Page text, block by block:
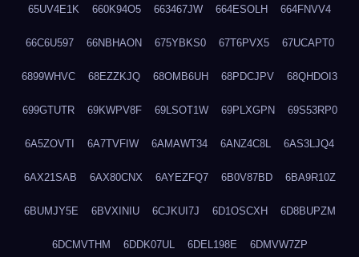
65UV4E1K 660K94O5 663467JW 664ESOLH 664FNVV4
66C6U597 66NBHAON 675YBKS0 67T6PVX5 67UCAPT0
6899WHVC 68EZZKJQ 68OMB6UH 68PDCJPV 68QHDOI3
699GTUTR 69KWPV8F 69LSOT1W 69PLXGPN 69S53RP0
6A5ZOVTI 6A7TVFIW 6AMAWT34 6ANZ4C8L 6AS3LJQ4
6AX21SAB 6AX80CNX 6AYEZFQ7 6B0V87BD 6BA9R10Z
6BUMJY5E 6BVXINIU 6CJKUI7J 6D1OSCXH 6D8BUPZM
6DCMVTHM 6DDK07UL 6DEL198E 6DMVW7ZP